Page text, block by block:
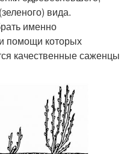
вида.
именно
помощи которых
качественные саженцы